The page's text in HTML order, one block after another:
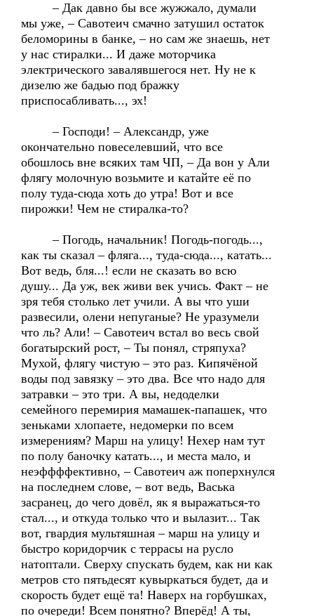
– Дак давно бы все жужжало, думали
мы уже, – Савотеич смачно затушил остаток
беломорины в банке, – но сам же знаешь, нет
у нас стиралки... И даже моторчика
электрического завалявшегося нет. Ну не к
дизелю же бадью под бражку
приспосабливать..., эх!
– Господи! – Александр, уже
окончательно повеселевший, что все
обошлось вне всяких там ЧП, – Да вон у Али
флягу молочную возьмите и катайте её по
полу туда-сюда хоть до утра! Вот и все
пирожки! Чем не стиралка-то?
– Погодь, начальник! Погодь-погодь...,
как ты сказал – фляга..., туда-сюда..., катать...
Вот ведь, бля...! если не сказать во всю
душу... Да уж, век живи век учись. Факт – не
зря тебя столько лет учили. А вы что уши
развесили, олени непуганые? Не уразумели
что ль? Али! – Савотеич встал во весь свой
богатырский рост, – Ты понял, стряпуха?
Мухой, флягу чистую – это раз. Кипячёной
воды под завязку – это два. Все что надо для
затравки – это три. А вы, недоделки
семейного перемирия мамашек-папашек, что
зеньками хлопаете, недомерки по всем
измерениям? Марш на улицу! Нехер нам тут
по полу баночку катать..., и места мало, и
неэффффективно, – Савотеич аж поперхнулся
на последнем слове, – вот ведь, Васька
засранец, до чего довёл, як я выражаться-то
стал..., и откуда только что и вылазит... Так
вот, гвардия мультяшная – марш на улицу и
быстро коридорчик с террасы на русло
натоптали. Сверху спускать будем, как ни как
метров сто пятьдесят кувыркаться будет, да и
скорость будет ещё та! Наверх на горбушках,
по очереди! Всем понятно? Вперёд! А ты,